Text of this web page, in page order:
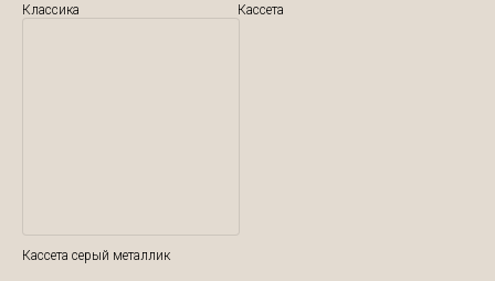
Классика Кассета
Кассета серый металлик